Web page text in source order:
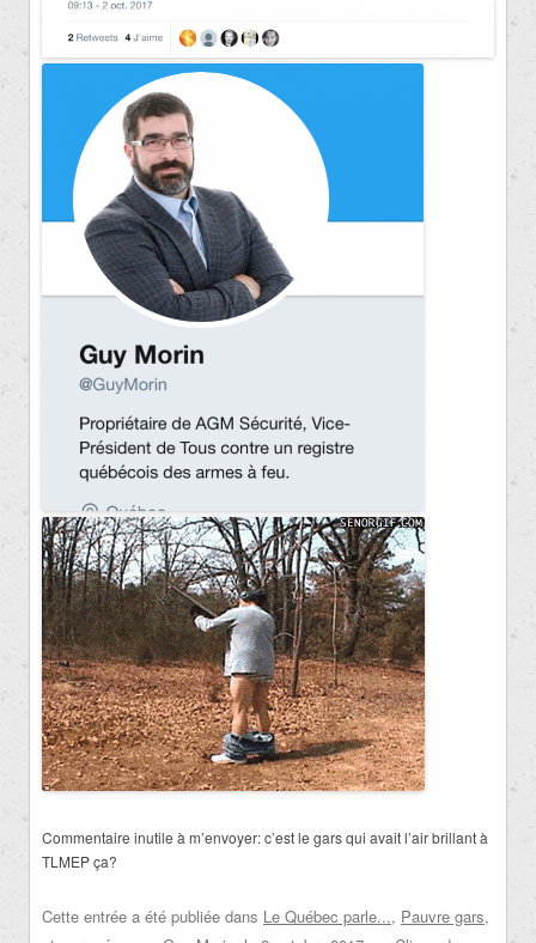
Commentaire inutile à m’envoyer: c’est le gars qui avait l’air brillant à
TLMEP ça?
Cette entrée a été publiée dans Le Québec parle..., Pauvre gars,